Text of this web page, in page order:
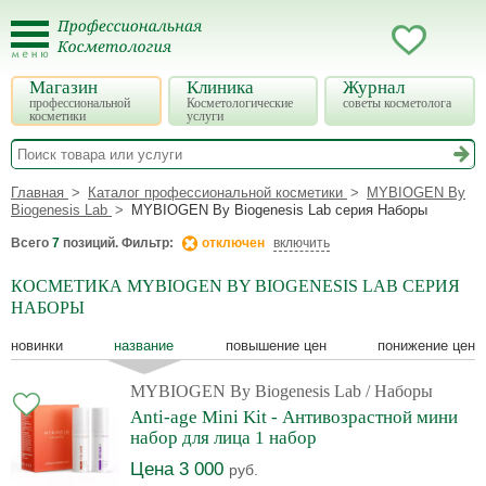
Магазин
профессиональной
косметики
Клиника
Косметологические
услуги
Журнал
советы косметолога
Главная Каталог профессиональной косметики
MYBIOGEN By
Biogenesis Lab
MYBIOGEN By Biogenesis Lab серия Наборы
Всего 7 позиций. Фильтр: отключен включить
КОСМЕТИКА MYBIOGEN BY BIOGENESIS LAB СЕРИЯ
НАБОРЫ
новинки название повышение цен понижение цен
MYBIOGEN By Biogenesis Lab / Наборы
Anti-age Mini Kit - Антивозрастной мини
набор для лица 1 набор
Цена 3 000 руб.